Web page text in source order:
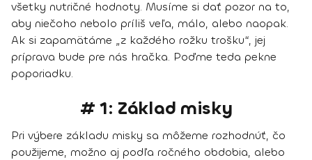
všetky nutričné hodnoty. Musíme si dať pozor na to,
aby niečoho nebolo príliš veľa, málo, alebo naopak.
Ak si zapamätáme „z každého rožku trošku“, jej
príprava bude pre nás hračka. Poďme teda pekne
poporiadku.
# 1: Základ misky
Pri výbere základu misky sa môžeme rozhodnúť, čo
použijeme, možno aj podľa ročného obdobia, alebo